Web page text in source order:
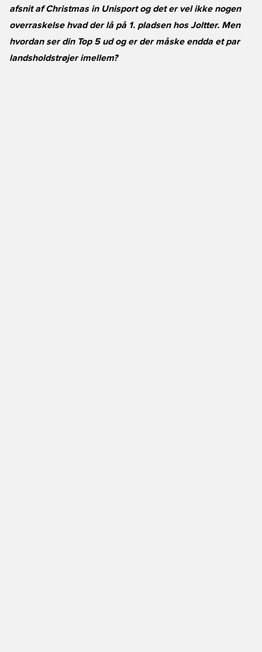
afsnit af Christmas in Unisport og det er vel ikke nogen
overraskelse hvad der lå på 1. pladsen hos Joltter. Men
hvordan ser din Top 5 ud og er der måske endda et par
landsholdstrøjer imellem?